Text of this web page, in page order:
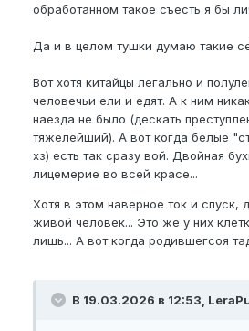
обработанном такое съесть я бы
Да и в целом тушки думаю такие
Вот хотя китайцы легально и
человечьи ели и едят. А к ним
наезда не было (дескать
тяжелейший). А вот когда белые
хз) есть так сразу вой. Двойная
лицемерие во всей красе...
Хотя в этом наверное ток и спуск,
живой человек... Это же у них
лишь... А вот когда родившегсоя
В 19.03.2026 в 12:53,